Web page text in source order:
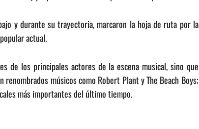
y durante su trayectoria, marcaron la hoja de ruta por la
actual.
de los principales actores de la escena musical, sino que
músicos como Robert Plant y The Beach Boys;
más importantes del último tiempo.